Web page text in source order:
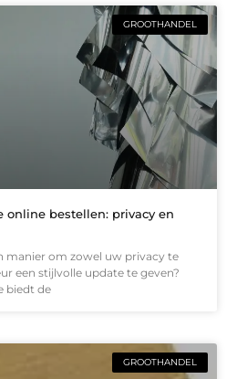
GROOTHANDEL
online bestellen: privacy en
manier om zowel uw privacy te
een stijlvolle update te geven?
biedt de
GROOTHANDEL